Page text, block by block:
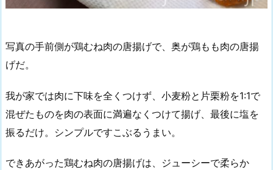
写真の手前側が鶏むね肉の唐揚げで、奥が鶏もも肉の唐揚
げだ。
我が家では肉に下味を全くつけず、小麦粉と片栗粉を1:1で
混ぜたものを肉の表面に満遍なくつけて揚げ、最後に塩を
振るだけ。シンプルですこぶるうまい。
できあがった鶏むね肉の唐揚げは、ジューシーで柔らか